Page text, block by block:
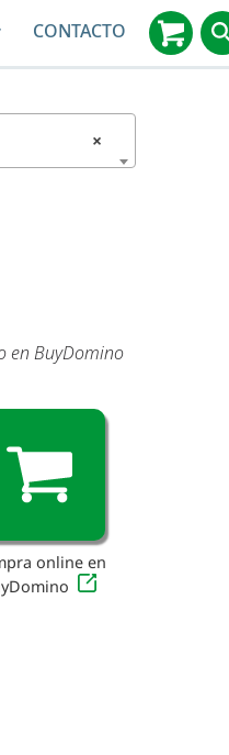
CONTACTO
×
en BuyDomino
online en